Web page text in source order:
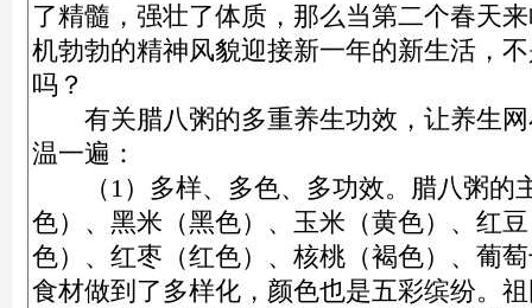
了精髓，强壮了体质，那么当第二个春天
机勃勃的精神风貌迎接新一年的新生活，
吗？
有关腊八粥的多重养生功效，让养生网
温一遍：
（1）多样、多色、多功效。腊八粥的
色）、黑米（黑色）、玉米（黄色）、红
色）、红枣（红色）、核桃（褐色）、葡
食材做到了多样化，颜色也是五彩缤纷。